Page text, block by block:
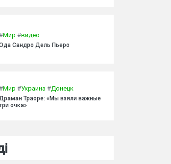
Мир #видео
Сандро Дель Пьеро
Мир #Украина #Донецк
Драман Траоре: «Мы взяли важные
очка»